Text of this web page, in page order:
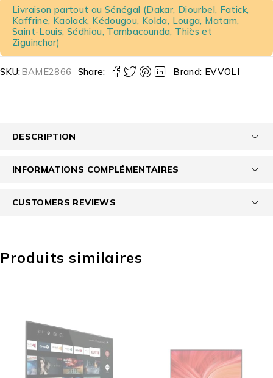
Livraison partout au Sénégal (Dakar, Diourbel, Fatick,
Kaffrine, Kaolack, Kédougou, Kolda, Louga, Matam,
Saint-Louis, Sédhiou, Tambacounda, Thiès et
Ziguinchor)
SKU:BAME2866 Share: Brand: EVVOLI
DESCRIPTION
INFORMATIONS COMPLÉMENTAIRES
CUSTOMERS REVIEWS
Produits similaires